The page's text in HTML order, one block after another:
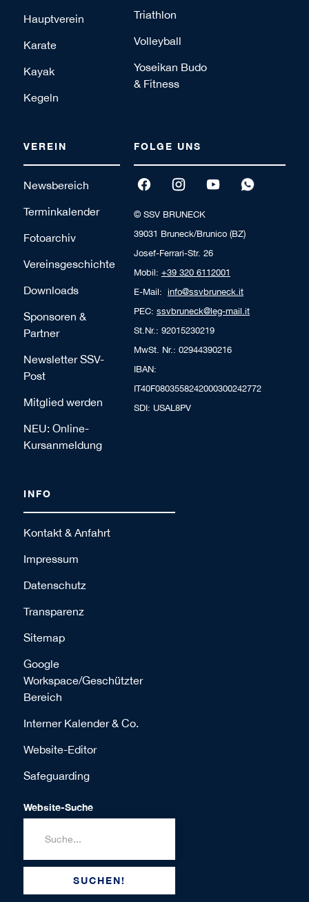
Hauptverein
Karate
Kayak
Kegeln
Triathlon
Volleyball
Yoseikan Budo
& Fitness
VEREIN
Newsbereich
Terminkalender
Fotoarchiv
Vereinsgeschichte
Downloads
Sponsoren &
Partner
Newsletter SSV-
Post
Mitglied werden
NEU: Online-
Kursanmeldung
FOLGE UNS
© SSV BRUNECK
39031 Bruneck/Brunico (BZ)
Josef-Ferrari-Str. 26
Mobil: +39 320 6112001
E-Mail: info@ssvbruneck.it
PEC: ssvbruneck@leg-mail.it
St.Nr.: 92015230219
MwSt. Nr.: 02944390216
IBAN:
IT40F0803558242000300242772
SDI: USAL8PV
INFO
Kontakt & Anfahrt
Impressum
Datenschutz
Transparenz
Sitemap
Google
Workspace/Geschützter
Bereich
Interner Kalender & Co.
Website-Editor
Safeguarding
Website-Suche